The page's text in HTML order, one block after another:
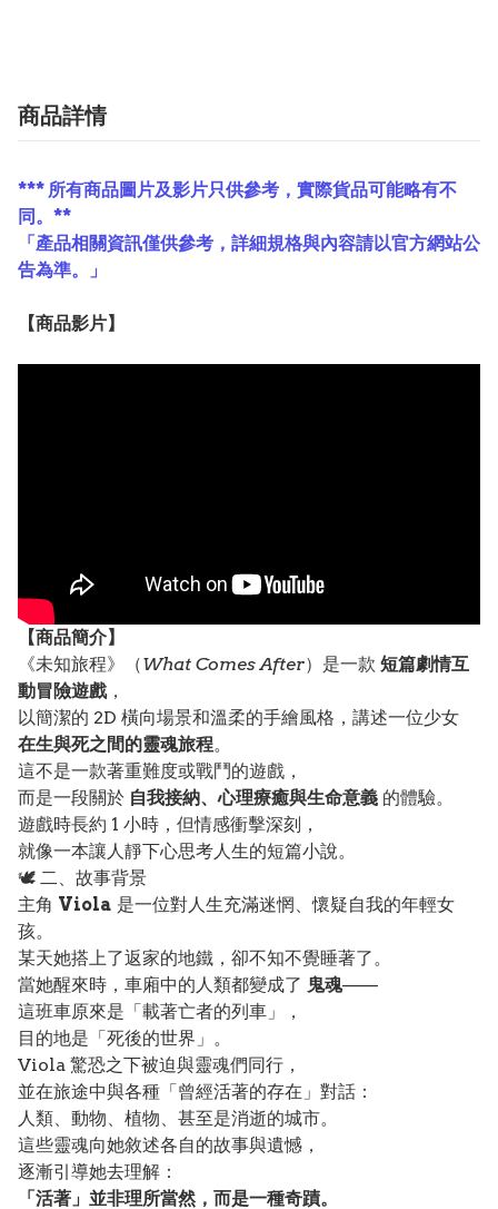
商品詳情
*** 所有商品圖片及影片只供參考，實際貨品可能略有不
同。**
「產品相關資訊僅供參考，詳細規格與內容請以官方網站公
告為準。」
【商品影片】
【商品簡介】
《未知旅程》（What Comes After）是一款 短篇劇情互
動冒險遊戲，
以簡潔的 2D 橫向場景和溫柔的手繪風格，講述一位少女
在生與死之間的靈魂旅程。
這不是一款著重難度或戰鬥的遊戲，
而是一段關於 自我接納、心理療癒與生命意義 的體驗。
遊戲時長約 1 小時，但情感衝擊深刻，
就像一本讓人靜下心思考人生的短篇小說。
🕊️ 二、故事背景
主角 Viola 是一位對人生充滿迷惘、懷疑自我的年輕女
孩。
某天她搭上了返家的地鐵，卻不知不覺睡著了。
當她醒來時，車廂中的人類都變成了 鬼魂——
這班車原來是「載著亡者的列車」，
目的地是「死後的世界」。
Viola 驚恐之下被迫與靈魂們同行，
並在旅途中與各種「曾經活著的存在」對話：
人類、動物、植物、甚至是消逝的城市。
這些靈魂向她敘述各自的故事與遺憾，
逐漸引導她去理解：
「活著」並非理所當然，而是一種奇蹟。